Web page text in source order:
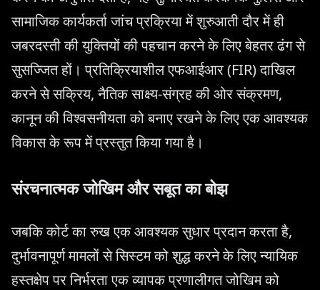
सामाजिक कार्यकर्ता जांच प्रक्रिया में शुरुआती दौर में ही
जबरदस्ती की युक्तियों की पहचान करने के लिए बेहतर ढंग से
सुसज्जित हों। प्रतिक्रियाशील एफआईआर (FIR) दाखिल
करने से सक्रिय, नैतिक साक्ष्य-संग्रह की ओर संक्रमण,
कानून की विश्वसनीयता को बनाए रखने के लिए एक आवश्यक
विकास के रूप में प्रस्तुत किया गया है।
संरचनात्मक जोखिम और सबूत का बोझ
जबकि कोर्ट का रुख एक आवश्यक सुधार प्रदान करता है,
दुर्भावनापूर्ण मामलों से सिस्टम को शुद्ध करने के लिए न्यायिक
हस्तक्षेप पर निर्भरता एक व्यापक प्रणालीगत जोखिम को